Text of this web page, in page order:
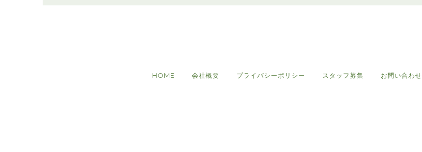
HOME 会社概要 プライバシーポリシー スタッフ募集 お問い合わせ